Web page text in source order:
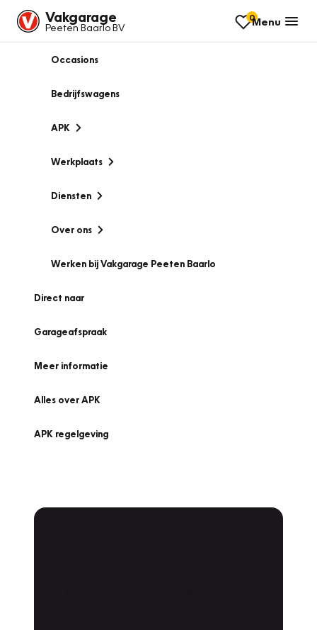
Vakgarage
Peeten Baarlo BV
0Menu
Occasions
Bedrijfswagens
APK
Werkplaats
Diensten
Over ons
Werken bij Vakgarage Peeten Baarlo
Direct naar
Garageafspraak
Meer informatie
Alles over APK
APK regelgeving